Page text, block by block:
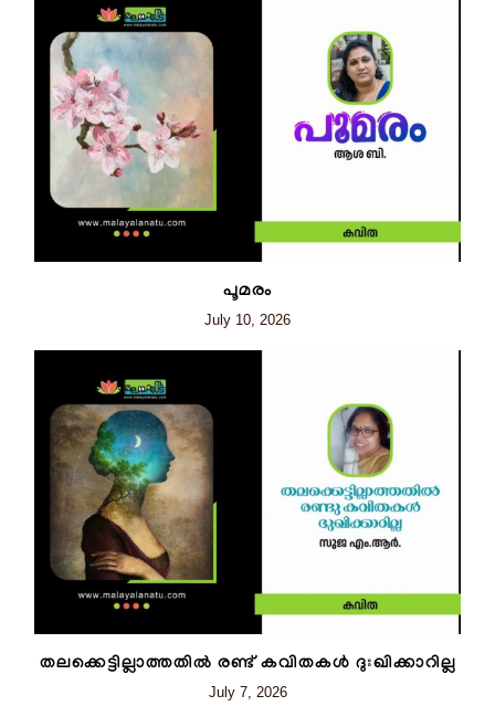
പൂമരം
July 10, 2026
തലക്കെട്ടില്ലാത്തതിൽ രണ്ട് കവിതകൾ ദുഃഖിക്കാറില്ല
July 7, 2026